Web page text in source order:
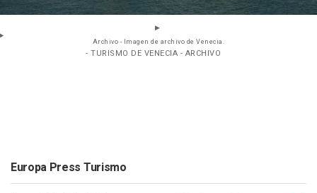
Archivo - Imagen de archivo de Venecia.
- TURISMO DE VENECIA - ARCHIVO
Europa Press Turismo